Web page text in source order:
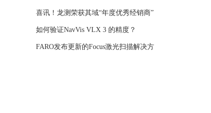
满举
喜讯！龙测荣获其域“年度优秀经销商”
如何验证NavVis VLX 3 的精度？
FARO发布更新的Focus激光扫描解决方